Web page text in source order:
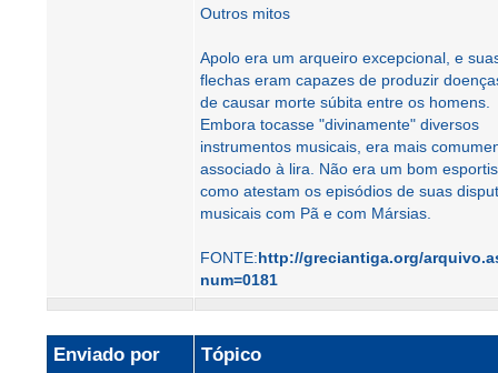
Outros mitos
Apolo era um arqueiro excepcional, e
flechas eram capazes de produzir
de causar morte súbita entre os homens.
Embora tocasse "divinamente" diversos
instrumentos musicais, era mais
associado à lira. Não era um bom
como atestam os episódios de suas
musicais com Pã e com Mársias.
FONTE:http://greciantiga.org/
num=0181
Enviado por Tópico